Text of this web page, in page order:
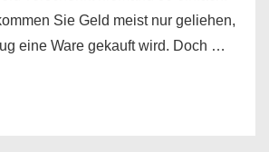
Sie Geld meist nur geliehen,
eine Ware gekauft wird. Doch …